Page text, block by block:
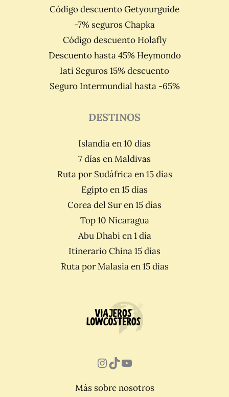
Código descuento Getyourguide
-7% seguros Chapka
Código descuento Holafly
Descuento hasta 45% Heymondo
Iati Seguros 15% descuento
Seguro Intermundial hasta -65%
DESTINOS
Islandia en 10 días
7 días en Maldivas
Ruta por Sudáfrica en 15 días
Egipto en 15 días
Corea del Sur en 15 días
Top 10 Nicaragua
Abu Dhabi en 1 día
Itinerario China 15 días
Ruta por Malasia en 15 días
Instagram
TikTok
YouTube
Más sobre nosotros